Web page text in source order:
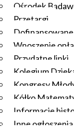
Ośrodek
Przetargi
Wnoszenie
Przydatne linki
Kolegium
Kongresy
Kółko
Informacje
Inne ogłoszenia